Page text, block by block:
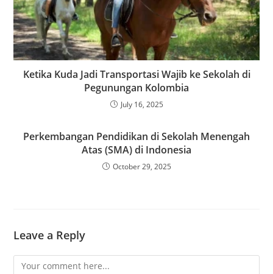
Ketika Kuda Jadi Transportasi Wajib ke Sekolah di
Pegunungan Kolombia
July 16, 2025
Perkembangan Pendidikan di Sekolah Menengah
Atas (SMA) di Indonesia
October 29, 2025
Leave a Reply
Comment